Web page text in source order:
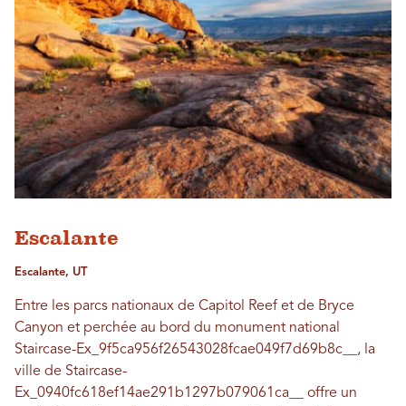
Escalante
Escalante, UT
Entre les parcs nationaux de Capitol Reef et de Bryce
Canyon et perchée au bord du monument national
Staircase-Ex_9f5ca956f26543028fcae049f7d69b8c__, la
ville de Staircase-
Ex_0940fc618ef14ae291b1297b079061ca__ offre un